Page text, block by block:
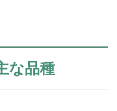
な品種